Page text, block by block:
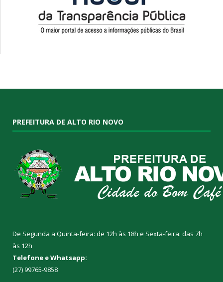
PREFEITURA DE ALTO RIO NOVO
De Segunda a Quinta-feira: de 12h às 18h e Sexta-feira: das 7h
às 12h
Telefone e Whatsapp:
(27) 99765-9858